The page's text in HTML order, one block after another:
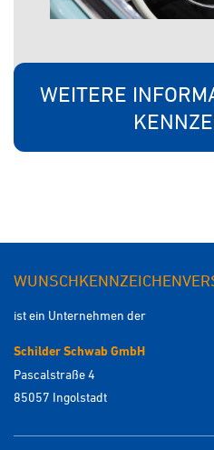
WEITERE
ist ein Unternehmen der
Schilder Schwab GmbH
Pascalstraße 4
85057 Ingolstadt